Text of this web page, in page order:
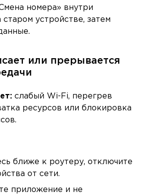
номера» внутри
устройстве, затем
или прерывается
слабый Wi-Fi, перегрев
ресурсов или блокировка
ближе к роутеру, отключите
от сети.
приложение и не